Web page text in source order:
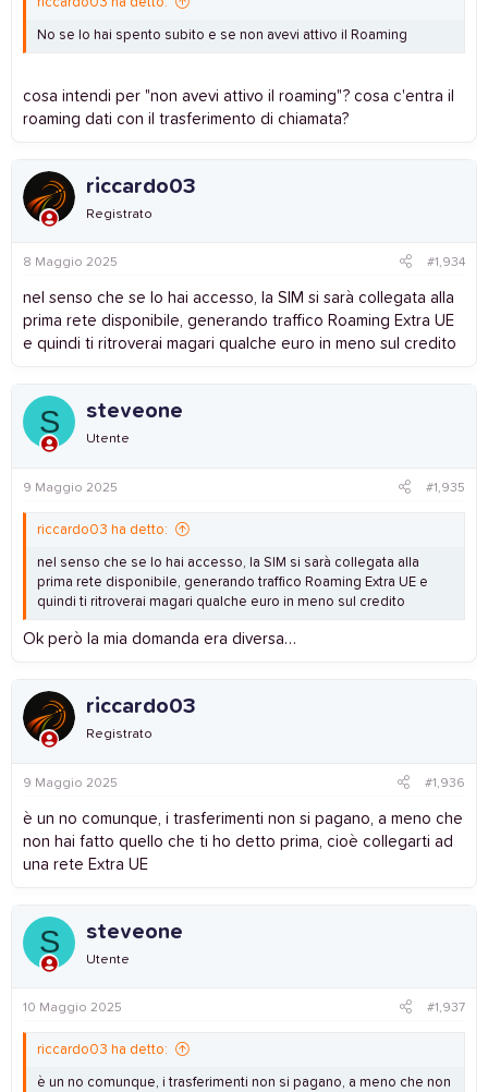
No se lo hai spento subito e se non avevi attivo il Roaming
cosa intendi per "non avevi attivo il roaming"? cosa c'entra il
roaming dati con il trasferimento di chiamata?
riccardo03
Registrato
8 Maggio 2025 #1,934
nel senso che se lo hai accesso, la SIM si sarà collegata alla
prima rete disponibile, generando traffico Roaming Extra UE
e quindi ti ritroverai magari qualche euro in meno sul credito
S steveone
Utente
9 Maggio 2025 #1,935
riccardo03 ha detto:
nel senso che se lo hai accesso, la SIM si sarà collegata alla
prima rete disponibile, generando traffico Roaming Extra UE e
quindi ti ritroverai magari qualche euro in meno sul credito
Ok però la mia domanda era diversa…
riccardo03
Registrato
9 Maggio 2025 #1,936
è un no comunque, i trasferimenti non si pagano, a meno che
non hai fatto quello che ti ho detto prima, cioè collegarti ad
una rete Extra UE
S steveone
Utente
10 Maggio 2025 #1,937
riccardo03 ha detto:
è un no comunque, i trasferimenti non si pagano, a meno che non